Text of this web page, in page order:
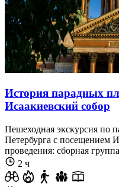
История парадных
Исаакиевский собор
Пешеходная экскурсия по
Петербурга с посещением
проведения: сборная
2 ч